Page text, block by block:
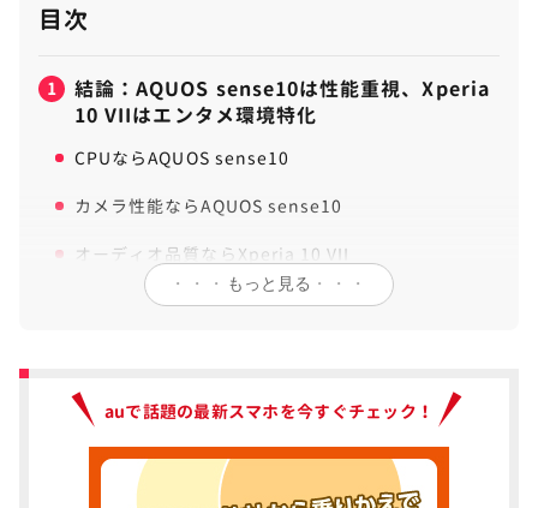
目次
1
結論：AQUOS sense10は性能重視、Xperia
10 VIIはエンタメ環境特化
CPUならAQUOS sense10
カメラ性能ならAQUOS sense10
オーディオ品質ならXperia 10 VII
AI機能ならAQUOS sense10
AQUOS sense10とXperia 10 VIIの違いは
【10個】
・・・ もっと見る ・・・
auで話題の最新スマホを今すぐチェック！